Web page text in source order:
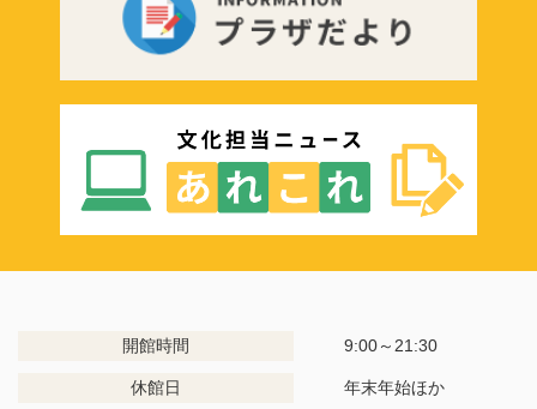
開館時間 9:00～21:30
休館日 年末年始ほか